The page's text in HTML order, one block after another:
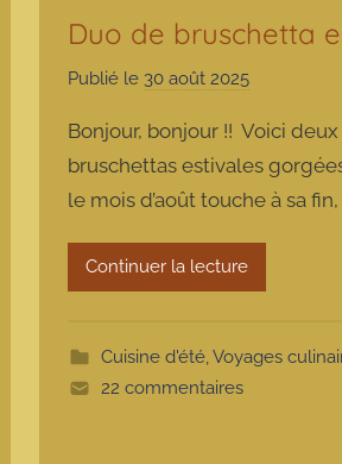
Duo de bruschetta
Publié le 30 août 2025
r
m
a
o
t
Bonjour, bonjour !! Voici
bruschettas estivales
le mois d’août touche à sa fin,
Continuer la lecture
Cuisine d'été,Voyages
22 commentaires